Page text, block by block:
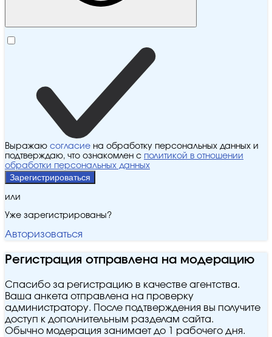
Выражаю согласие на обработку персональных данных и
подтверждаю, что ознакомлен с политикой в отношении
обработки персональных данных
Зарегистрироваться
или
Уже зарегистрированы?
Авторизоваться
Регистрация отправлена на модерацию
Спасибо за регистрацию в качестве агентства.
Ваша анкета отправлена на проверку
администратору. После подтверждения вы получите
доступ к дополнительным разделам сайта.
Обычно модерация занимает до 1 рабочего дня.